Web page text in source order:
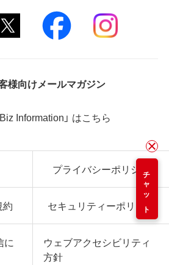
チャット
様向けメールマガジン
Biz Information」 はこちら
プライバシーポリシー
約 セキュリティーポリシー
に
ウェブアクセシビリティ
方針